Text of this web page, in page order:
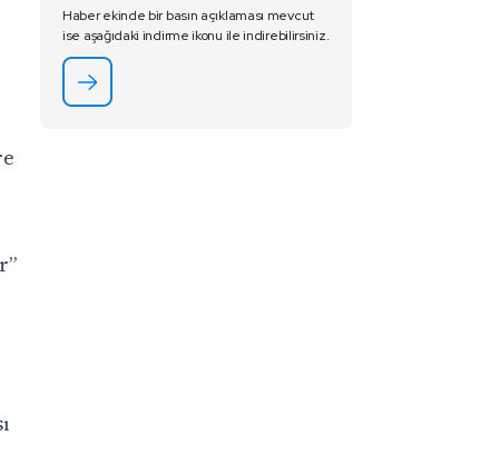
Haber ekinde bir basın açıklaması mevcut
ise aşağıdaki indirme ikonu ile indirebilirsiniz.